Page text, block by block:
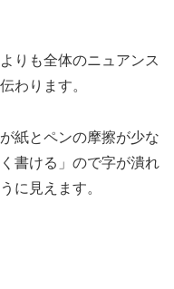
りも全体のニュアンス
わります。
紙とペンの摩擦が少な
書ける」ので字が潰れ
に見えます。